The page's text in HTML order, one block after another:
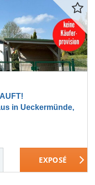
in Ueckermünde,